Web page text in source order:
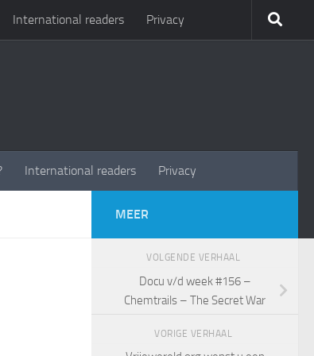
International readers Privacy
International readers Privacy
MEER
VOLGENDE VERHAAL
Docu v/d week #156 –
Chemtrails – The Secret War
VORIGE VERHAAL